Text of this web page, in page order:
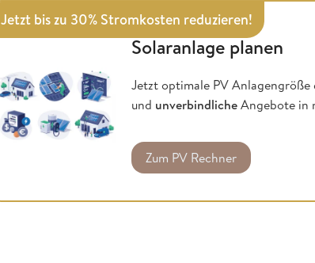
Jetzt bis zu 30% Stromkosten reduzieren!
Solaranlage planen
Jetzt optimale PV
und unverbindlicheAngebote in
Zum PV Rechner